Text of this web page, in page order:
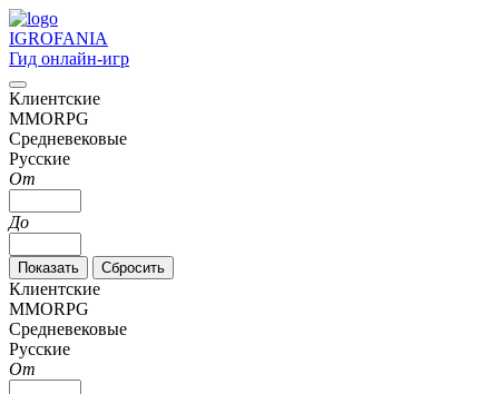
IGROFANIA
Гид онлайн-игр
Клиентские
MMORPG
Средневековые
Русские
От
До
Клиентские
MMORPG
Средневековые
Русские
От